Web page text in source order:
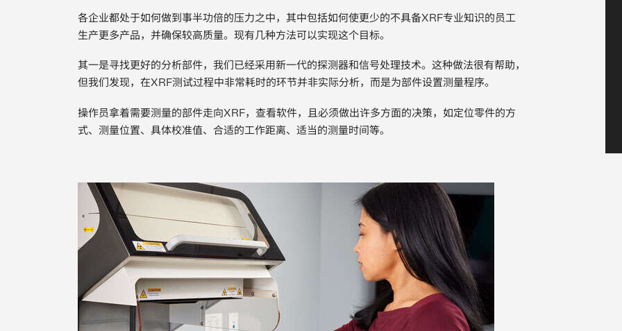
各企业都处于如何做到事半功倍的压力之中，其中包括如何使更少的不具备XRF专业知识的员工
生产更多产品，并确保较高质量。现有几种方法可以实现这个目标。
其一是寻找更好的分析部件，我们已经采用新一代的探测器和信号处理技术。这种做法很有帮助，
但我们发现，在XRF测试过程中非常耗时的环节并非实际分析，而是为部件设置测量程序。
操作员拿着需要测量的部件走向XRF，查看软件，且必须做出许多方面的决策，如定位零件的方
式、测量位置、具体校准值、合适的工作距离、适当的测量时间等。